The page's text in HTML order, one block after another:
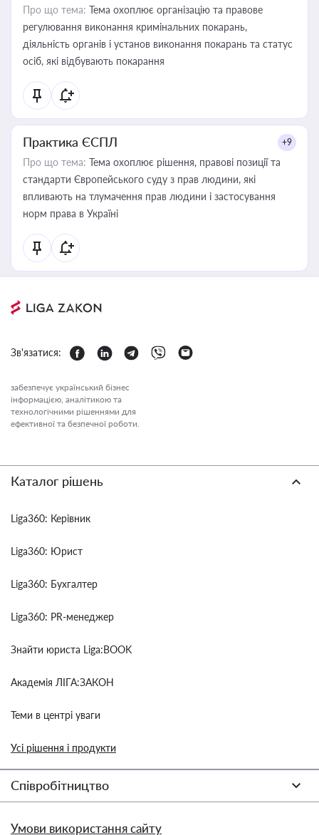
Про що тема: Тема охоплює організацію та правове
регулювання виконання кримінальних покарань,
діяльність органів і установ виконання покарань та статус
осіб, які відбувають покарання
Практика ЄСПЛ +9
Про що тема: Тема охоплює рішення, правові позиції та
стандарти Європейського суду з прав людини, які
впливають на тлумачення прав людини і застосування
норм права в Україні
Зв'язатися:
забезпечує український бізнес
інформацією, аналітикою та
технологічними рішеннями для
ефективної та безпечної роботи.
Каталог рішень
Liga360: Керівник
Liga360: Юрист
Liga360: Бухгалтер
Liga360: PR-менеджер
Знайти юриста Liga:BOOK
Академія ЛІГА:ЗАКОН
Теми в центрі уваги
Усі рішення і продукти
Співробітництво
Умови використання сайту